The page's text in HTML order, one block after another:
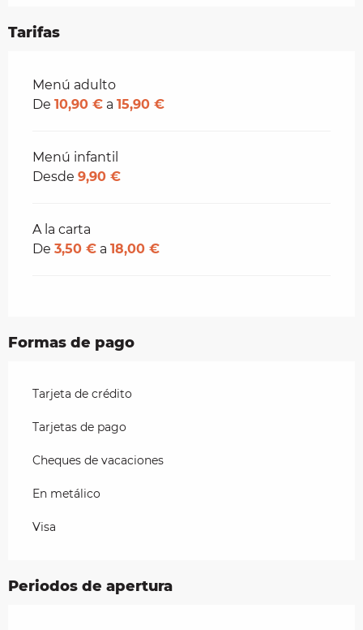
Tarifas
Tarifas 2026
Menú adulto
De 10,90 € a 15,90 €
Menú infantil
Desde 9,90 €
A la carta
De 3,50 € a 18,00 €
Formas de pago
Tarjeta de crédito
Tarjetas de pago
Cheques de vacaciones
En metálico
Visa
Periodos de apertura